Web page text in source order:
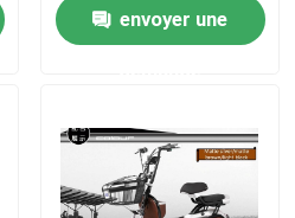
scooter 60v20ah de
vélomoteur de la
d'USB
envoyer une